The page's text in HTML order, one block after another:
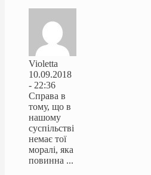
Violetta
10.09.2018
- 22:36
Справа в
тому, що в
нашому
суспільстві
немає тої
моралі, яка
повинна ...